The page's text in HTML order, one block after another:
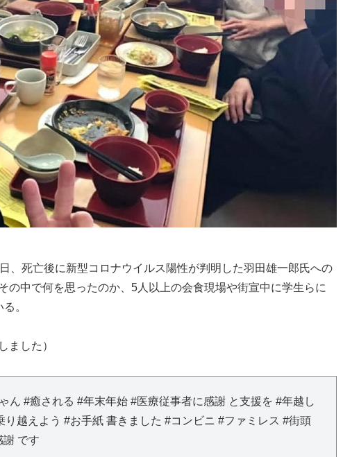
、死亡後に新型コロナウイルス陽性が判明した羽田雄一郎氏への
の中で何を思ったのか、5人以上の会食現場や街宣中に学生らに
。
ました）
ん #癒される #年末年始 #医療従事者に感謝 と支援を #年越し
越えよう #お手紙 書きました #コンビニ #ファミレス #街頭
謝 です